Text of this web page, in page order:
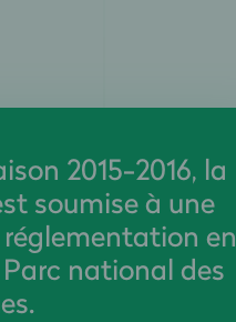
2015-2016, la
soumise à une
en
national des